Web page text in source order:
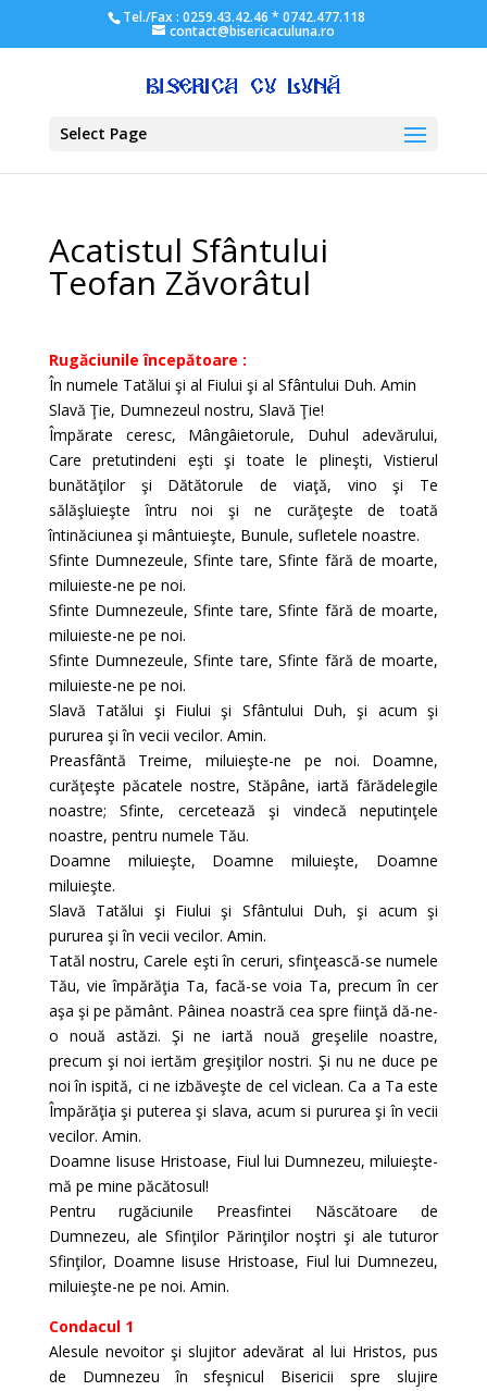
Tel./Fax : 0259.43.42.46 * 0742.477.118
contact@bisericaculuna.ro
Select Page
Acatistul Sfântului
Teofan Zăvorâtul
Rugăciunile începătoare :
În numele Tatălui şi al Fiului şi al Sfântului Duh. Amin
Slavă Ţie, Dumnezeul nostru, Slavă Ţie!
Împărate ceresc, Mângâietorule, Duhul adevărului,
Care pretutindeni eşti şi toate le plineşti, Vistierul
bunătăţilor şi Dătătorule de viaţă, vino şi Te
sălăşluieşte întru noi şi ne curăţeşte de toată
întinăciunea şi mântuieşte, Bunule, sufletele noastre.
Sfinte Dumnezeule, Sfinte tare, Sfinte fără de moarte,
miluieste-ne pe noi.
Sfinte Dumnezeule, Sfinte tare, Sfinte fără de moarte,
miluieste-ne pe noi.
Sfinte Dumnezeule, Sfinte tare, Sfinte fără de moarte,
miluieste-ne pe noi.
Slavă Tatălui şi Fiului şi Sfântului Duh, şi acum şi
pururea şi în vecii vecilor. Amin.
Preasfântă Treime, miluieşte-ne pe noi. Doamne,
curăţeşte păcatele nostre, Stăpâne, iartă fărădelegile
noastre; Sfinte, cercetează şi vindecă neputinţele
noastre, pentru numele Tău.
Doamne miluieşte, Doamne miluieşte, Doamne
miluieşte.
Slavă Tatălui şi Fiului şi Sfântului Duh, şi acum şi
pururea şi în vecii vecilor. Amin.
Tatăl nostru, Carele eşti în ceruri, sfinţească-se numele
Tău, vie împărăţia Ta, facă-se voia Ta, precum în cer
aşa şi pe pământ. Pâinea noastră cea spre fiinţă dă-ne-
o nouă astăzi. Şi ne iartă nouă greşelile noastre,
precum şi noi iertăm greşiţilor nostri. Şi nu ne duce pe
noi în ispită, ci ne izbăveşte de cel viclean. Ca a Ta este
Împărăţia şi puterea şi slava, acum si pururea şi în vecii
vecilor. Amin.
Doamne Iisuse Hristoase, Fiul lui Dumnezeu, miluieşte-
mă pe mine păcătosul!
Pentru rugăciunile Preasfintei Născătoare de
Dumnezeu, ale Sfinţilor Părinţilor noştri şi ale tuturor
Sfinţilor, Doamne Iisuse Hristoase, Fiul lui Dumnezeu,
miluieşte-ne pe noi. Amin.
Condacul 1
Alesule nevoitor şi slujitor adevărat al lui Hristos, pus
de Dumnezeu în sfeşnicul Bisericii spre slujire